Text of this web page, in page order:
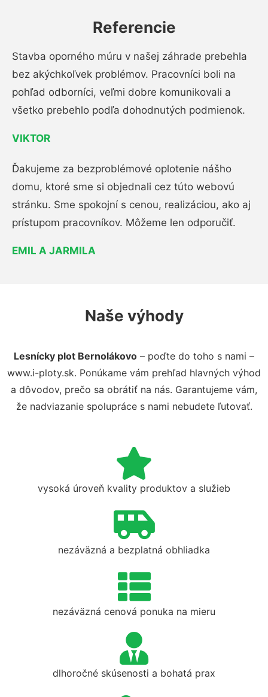
Referencie
Stavba oporného múru v našej záhrade prebehla
bez akýchkoľvek problémov. Pracovníci boli na
pohľad odborníci, veľmi dobre komunikovali a
všetko prebehlo podľa dohodnutých podmienok.
VIKTOR
Ďakujeme za bezproblémové oplotenie nášho
domu, ktoré sme si objednali cez túto webovú
stránku. Sme spokojní s cenou, realizáciou, ako aj
prístupom pracovníkov. Môžeme len odporučiť.
EMIL A JARMILA
Naše výhody
Lesnícky plot Bernolákovo – poďte do toho s nami –
www.i-ploty.sk. Ponúkame vám prehľad hlavných výhod
a dôvodov, prečo sa obrátiť na nás. Garantujeme vám,
že nadviazanie spolupráce s nami nebudete ľutovať.
vysoká úroveň kvality produktov a služieb
nezáväzná a bezplatná obhliadka
nezáväzná cenová ponuka na mieru
dlhoročné skúsenosti a bohatá prax